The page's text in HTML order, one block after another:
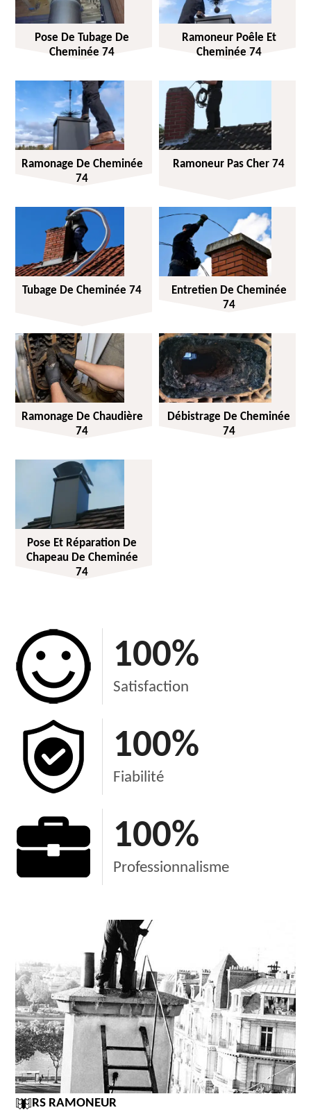
Pose De Tubage De
Cheminée 74
Ramoneur Poêle Et
Cheminée 74
Ramonage De Cheminée
74
Ramoneur Pas Cher 74
Tubage De Cheminée 74
Entretien De Cheminée
74
Ramonage De Chaudière
74
Débistrage De Cheminée
74
Pose Et Réparation De
Chapeau De Cheminée
74
100%
Satisfaction
100%
Fiabilité
100%
Professionnalisme
RS RAMONEUR